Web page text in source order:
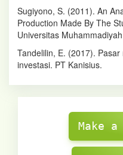
Sugiyono, S. (2011). An
Production Made By The
Universitas
Tandelilin, E. (2017).
investasi. PT Kanisius.
SubmissionMake a